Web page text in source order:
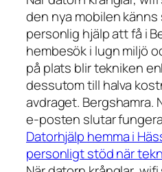
den nya mobilen
personlig hjälp att få i
hembesök i lugn miljö
på plats blir tekniken
dessutom till halva
avdraget. Bergshamra.
e-posten slutar
Datorhjälp hemma i
personligt stöd när